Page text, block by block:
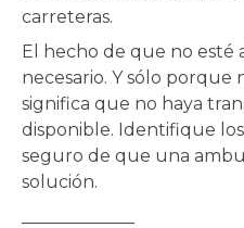
carreteras.
El hecho de que no esté
necesario. Y sólo porque
significa que no haya
disponible. Identifique
seguro de que una
solución.